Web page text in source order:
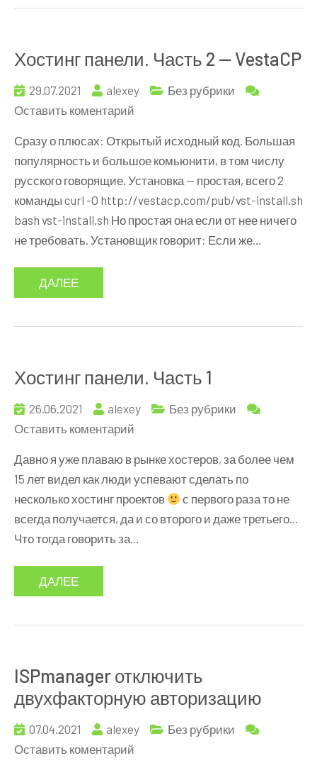
Хостинг панели. Часть 2 — VestaCP
29.07.2021 alexey
Без рубрики
Оставить коментарий
панели.
Часть
2
—
VestaCP
Сразу о плюсах: Открытый исходный код. Большая
популярность и большое комьюнити, в том числу
русского говорящие. Установка — простая, всего 2
команды curl -O http://vestacp.com/pub/vst-install.sh
bash vst-install.sh Но простая она если от нее ничего
не требовать. Установщик говорит: Если же…
ДАЛЕЕ
Хостинг панели. Часть 1
26.06.2021 alexey
Без рубрики
Оставить коментарий
панели.
Часть
1
Давно я уже плаваю в рынке хостеров, за более чем
15 лет видел как люди успевают сделать по
несколько хостинг проектов
с первого раза то не
всегда получается, да и со второго и даже третьего…
Что тогда говорить за…
ДАЛЕЕ
ISPmanager отключить
двухфакторную авторизацию
07.04.2021 alexey
Без рубрики
Оставить коментарий